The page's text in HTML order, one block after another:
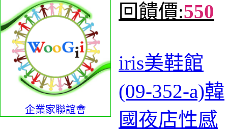
企業家聯誼會
回饋價:550
iris美鞋館
(09-352-a)韓
國夜店性感